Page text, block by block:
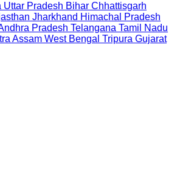
Uttar Pradesh Bihar Chhattisgarh
Jharkhand Himachal Pradesh
Pradesh Telangana Tamil Nadu
Assam West Bengal Tripura Gujarat